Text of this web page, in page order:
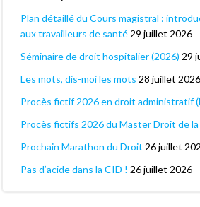
Plan détaillé du Cours magistral :
aux travailleurs de santé 29 juillet 2026
Séminaire de droit hospitalier (2026) 29
Les mots, dis-moi les mots 28 juillet 2026
Procès fictif 2026 en droit administratif
Procès fictifs 2026 du Master Droit de
Prochain Marathon du Droit 26 juillet
Pas d’acide dans la CID ! 26 juillet 2026